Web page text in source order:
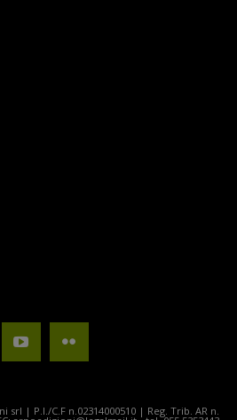
| P.I./C.F n.02314000510 | Reg. Trib. AR n.